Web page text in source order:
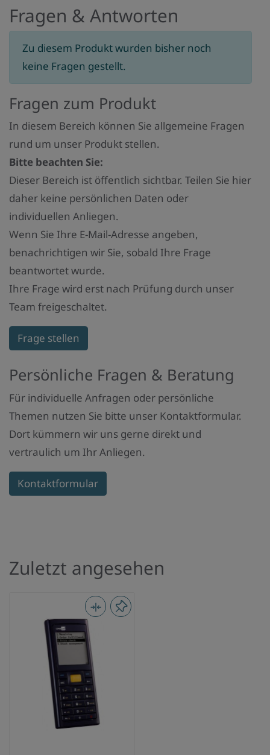
Fragen & Antworten
Zu diesem Produkt wurden bisher noch
keine Fragen gestellt.
Fragen zum Produkt
In diesem Bereich können Sie allgemeine Fragen
rund um unser Produkt stellen.
Bitte beachten Sie:
Dieser Bereich ist öffentlich sichtbar. Teilen Sie hier
daher keine persönlichen Daten oder
individuellen Anliegen.
Wenn Sie Ihre E-Mail-Adresse angeben,
benachrichtigen wir Sie, sobald Ihre Frage
beantwortet wurde.
Ihre Frage wird erst nach Prüfung durch unser
Team freigeschaltet.
Frage stellen
Persönliche Fragen & Beratung
Für individuelle Anfragen oder persönliche
Themen nutzen Sie bitte unser Kontaktformular.
Dort kümmern wir uns gerne direkt und
vertraulich um Ihr Anliegen.
Kontaktformular
Zuletzt angesehen